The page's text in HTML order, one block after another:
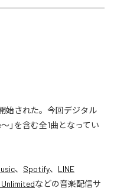
開始された。今回デジタル
」を含む全1曲となってい
、 Spotify、 LINE
Unlimitedなどの音楽配信サ